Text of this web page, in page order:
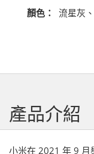
顏色：
流星灰
產品介紹
小米在 2021 年 9 月